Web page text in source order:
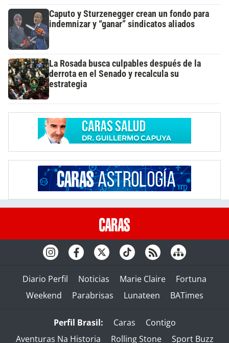
Caputo y Sturzenegger crean un fondo para
indemnizar y “ganar” sindicatos aliados
La Rosada busca culpables después de la
derrota en el Senado y recalcula su
estrategia
Diario Perfil Noticias Marie Claire
Fortuna
Weekend
Parabrisas Lunateen BATimes
Perfil Brasil: Caras
Contigo
Aventuras Na Historia
Rolling Stone Sport Buzz